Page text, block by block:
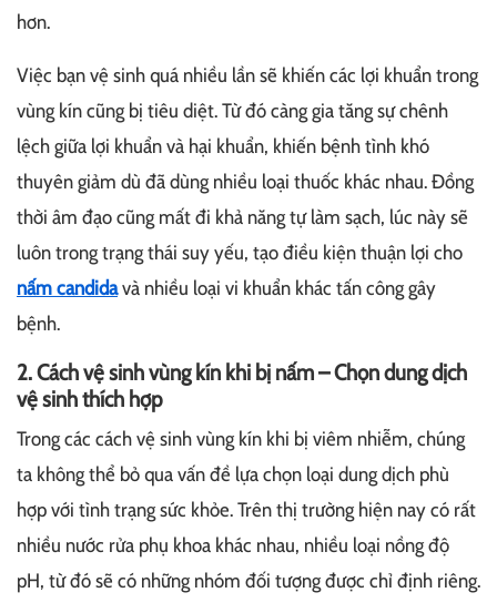
hơn.
Việc bạn vệ sinh quá nhiều lần sẽ khiến các lợi khuẩn trong
vùng kín cũng bị tiêu diệt. Từ đó càng gia tăng sự chênh
lệch giữa lợi khuẩn và hại khuẩn, khiến bệnh tình khó
thuyên giảm dù đã dùng nhiều loại thuốc khác nhau. Đồng
thời âm đạo cũng mất đi khả năng tự làm sạch, lúc này sẽ
luôn trong trạng thái suy yếu, tạo điều kiện thuận lợi cho
nấm candidavà nhiều loại vi khuẩn khác tấn công gây
bệnh.
2. Cách vệ sinh vùng kín khi bị nấm – Chọn dung dịch
vệ sinh thích hợp
Trong các cách vệ sinh vùng kín khi bị viêm nhiễm, chúng
ta không thể bỏ qua vấn đề lựa chọn loại dung dịch phù
hợp với tình trạng sức khỏe. Trên thị trường hiện nay có rất
nhiều nước rửa phụ khoa khác nhau, nhiều loại nồng độ
pH, từ đó sẽ có những nhóm đối tượng được chỉ định riêng.